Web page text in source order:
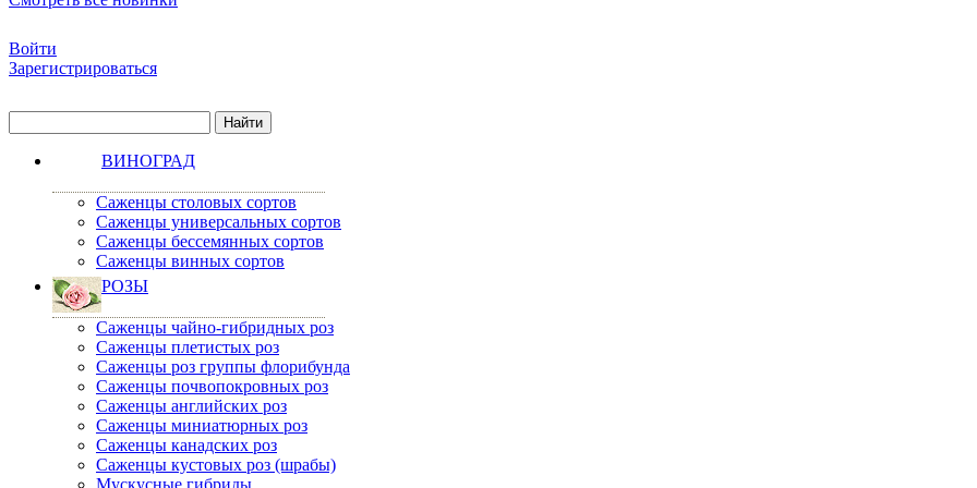
Войти
Зарегистрироваться
ВИНОГРАД
Саженцы столовых сортов
Саженцы универсальных сортов
Саженцы бессемянных сортов
Саженцы винных сортов
РОЗЫ
Саженцы чайно-гибридных роз
Саженцы плетистых роз
Саженцы роз группы флорибунда
Саженцы почвопокровных роз
Саженцы английских роз
Саженцы миниатюрных роз
Саженцы канадских роз
Саженцы кустовых роз (шрабы)